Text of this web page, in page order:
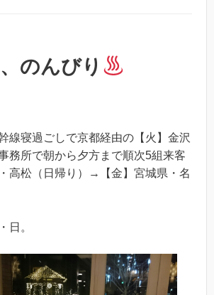
のんびり
線寝過ごしで京都経由の【火】金沢
務所で朝から夕方まで順次5組来客
高松（日帰り）→【金】宮城県・名
日。